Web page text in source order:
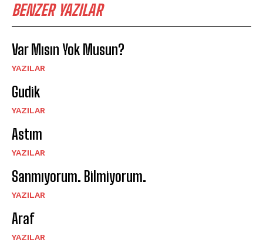
BENZER YAZILAR
Var Mısın Yok Musun?
YAZILAR
Gudik
YAZILAR
Astım
YAZILAR
Sanmıyorum. Bilmiyorum.
YAZILAR
Araf
YAZILAR